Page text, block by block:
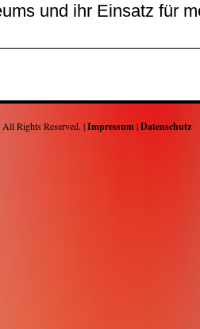
und ihr Einsatz für
All Rights Reserved. |Impressum|Datenschutz